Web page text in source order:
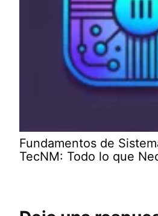
Fundamentos de
TecNM: Todo lo que